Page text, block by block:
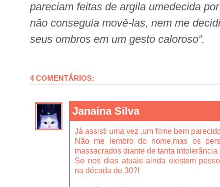
pareciam feitas de argila umedecida
não conseguia movê-las, nem me
seus ombros em um gesto caloroso”.
4 COMENTÁRIOS:
Janaina Silva
Já assisti uma vez ,um filme bem
Não me lembro do nome,mas os
massacrados diante de tanta intolerância
Se nos dias atuais ainda existem
na década de 30?!